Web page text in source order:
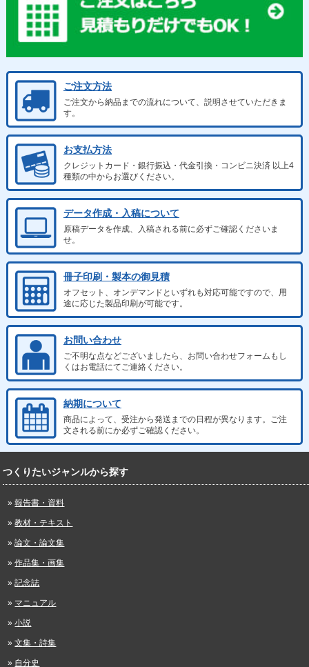
ご注文方法
ご注文から納品までの流れについて、説明させていただきま
す。
お支払方法
クレジットカード・銀行振込・代金引換・コンビニ決済 以上4
種類の中からお選びください。
データ作成・入稿について
原稿データを作成、入稿される前に必ずご確認くださいま
せ。
冊子印刷・製本の御見積
オフセット、オンデマンドといずれも対応可能ですので、用
途に応じた製品印刷が可能です。
お問い合わせ
ご不明な点などございましたら、お問い合わせフォームもし
くはお電話にてご連絡ください。
納期について
商品によって、受注から発送までの日程が異なります。ご注
文される前にか必ずご確認ください。
つくりたいジャンルから探す
報告書・資料
教材・テキスト
論文・論文集
作品集・画集
記念誌
マニュアル
小説
文集・詩集
自分史